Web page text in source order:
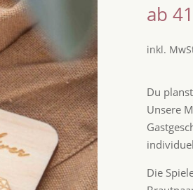
ab
inkl.
Du
Unsere
Die